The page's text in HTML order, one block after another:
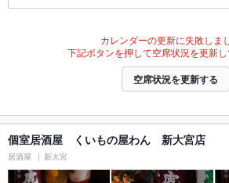
カレンダーの更新に失敗しまし
下記ボタンを押して空席状況を更新し
空席状況を更新する
個室居酒屋 くいもの屋わん 新大宮店
居酒屋 新大宮